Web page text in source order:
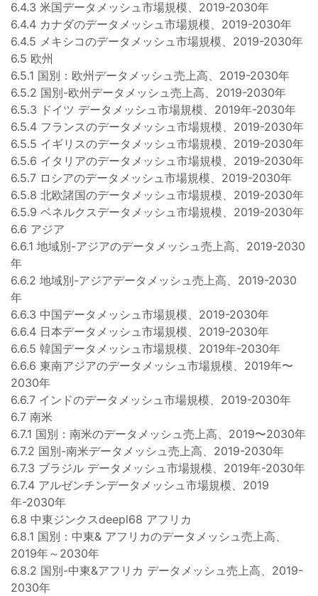
6.4.3 米国データメッシュ市場規模、2019-2030年
6.4.4 カナダのデータメッシュ市場規模、2019-2030年
6.4.5 メキシコのデータメッシュ市場規模、2019-2030年
6.5 欧州
6.5.1 国別：欧州データメッシュ売上高、2019-2030年
6.5.2 国別-欧州データメッシュ売上高、2019-2030年
6.5.3 ドイツ データメッシュ市場規模、2019年-2030年
6.5.4 フランスのデータメッシュ市場規模、2019-2030年
6.5.5 イギリスのデータメッシュ市場規模、2019-2030年
6.5.6 イタリアのデータメッシュ市場規模、2019-2030年
6.5.7 ロシアのデータメッシュ市場規模、2019-2030年
6.5.8 北欧諸国のデータメッシュ市場規模、2019-2030年
6.5.9 ベネルクスデータメッシュ市場規模、2019-2030年
6.6 アジア
6.6.1 地域別-アジアのデータメッシュ売上高、2019-2030
年
6.6.2 地域別-アジアデータメッシュ売上高、2019-2030
年
6.6.3 中国データメッシュ市場規模、2019-2030年
6.6.4 日本データメッシュ市場規模、2019-2030年
6.6.5 韓国データメッシュ市場規模、2019年-2030年
6.6.6 東南アジアのデータメッシュ市場規模、2019年〜
2030年
6.6.7 インドのデータメッシュ市場規模、2019-2030年
6.7 南米
6.7.1 国別：南米のデータメッシュ売上高、2019〜2030年
6.7.2 国別-南米データメッシュ売上高、2019-2030年
6.7.3 ブラジル データメッシュ市場規模、2019年-2030年
6.7.4 アルゼンチンデータメッシュ市場規模、2019
年-2030年
6.8 中東ジンクスdeepl68 アフリカ
6.8.1 国別：中東& アフリカのデータメッシュ売上高、
2019年～2030年
6.8.2 国別-中東&アフリカ データメッシュ売上高、2019-
2030年